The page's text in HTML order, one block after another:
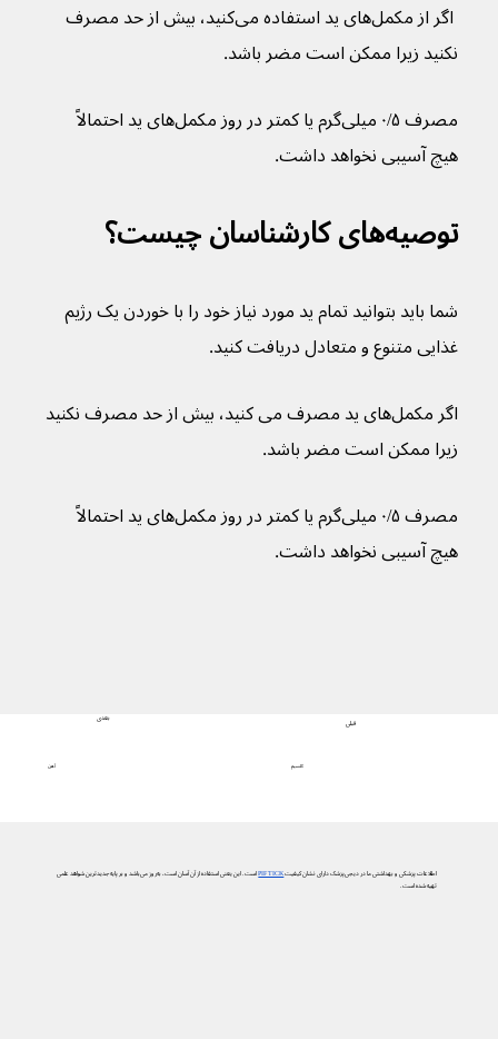
اگر از مکمل‌های ید استفاده می‌کنید، بیش از حد مصرف
نکنید زیرا ممکن است مضر باشد.
مصرف ۰/۵ میلی‌گرم یا کمتر در روز مکمل‌های ید احتمالاً
هیچ آسیبی نخواهد داشت.
توصیه‌های کارشناسان چیست؟
شما باید بتوانید تمام ید مورد نیاز خود را با خوردن یک رژیم
غذایی متنوع و متعادل دریافت کنید.
اگر مکمل‌های ید مصرف می کنید، بیش از حد مصرف نکنید
زیرا ممکن است مضر باشد.
مصرف ۰/۵ میلی‌گرم یا کمتر در روز مکمل‌های ید احتمالاً
هیچ آسیبی نخواهد داشت.
آهن
بعدی
کلسیم
قبلی
اطلاعات پزشکی و بهداشتی ما در دیجی‌پزشک دارای نشان کیفیتPIF TICKاست. این یعنی استفاده از آن آسان است، به‌روز می‌باشد و بر پایه جدیدترین شواهد علمی
تهیه شده است.